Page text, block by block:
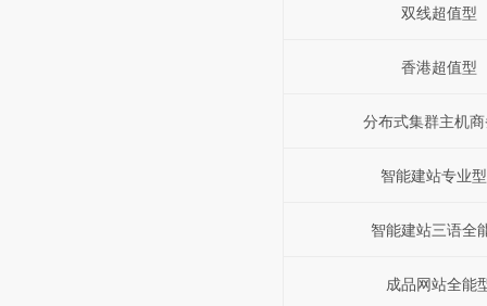
双线超值型
香港超值型
分布式集群主机
智能建站专业
智能建站三语全
成品网站全能